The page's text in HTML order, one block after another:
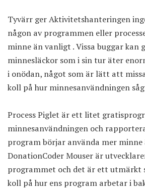
Tyvärr ger Aktivitetshanteringen
någon av programmen eller
minne än vanligt . Vissa buggar kan
minnesläckor som i sin tur äter
i onödan, något som är lätt att
koll på hur minnesanvändningen
Process Piglet är ett litet
minnesanvändningen och
program börjar använda mer
DonationCoder Mouser är
programmet och det är ett
koll på hur ens program arbetar i